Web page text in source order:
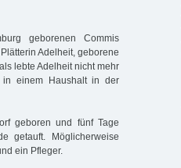
geborenen Commis
Adelheit, geborene
lebte Adelheit nicht mehr
einem Haushalt in der
geboren und fünf Tage
getauft. Möglicherweise
ein Pfleger.